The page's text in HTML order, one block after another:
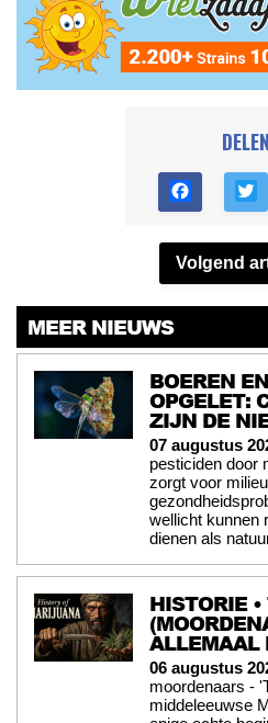
DELEN
Volgend
MEER NIEUWS
BOEREN
OPGELET:
ZIJN DE
07 augustus
pesticiden door
zorgt voor
wellicht kunnen
dienen als
HISTORIE
ALLEMAAL
06 augustus
moordenaars -
middeleeuwse